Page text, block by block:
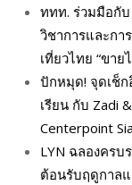
ททท. ร่วมมือกั
วิชาการและกา
เที่ยวไทย “ขา
ปักหมุด! จุดเช็
เรียน กับ Zadi
Centerpoint
LYN ฉลองครบ
ต้อนรับฤดูกาลแ